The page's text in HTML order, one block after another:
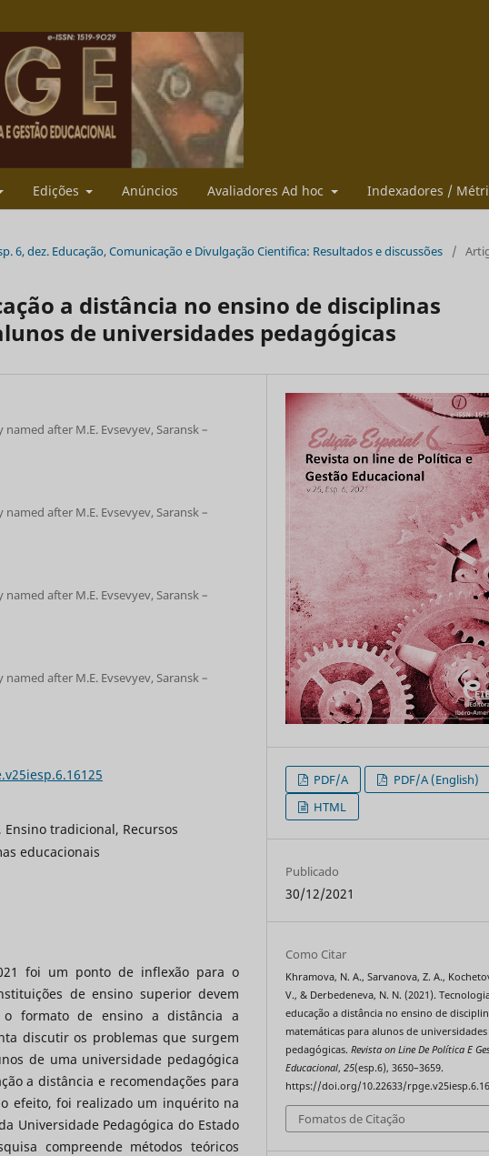
Edições Anúncios Avaliadores Ad hoc Indexadores /
6, dez. Educação, Comunicação e Divulgação Cientifica: Resultados e discussões /
a distância no ensino de disciplinas
de universidades pedagógicas
after M.E. Evsevyev, Saransk –
after M.E. Evsevyev, Saransk –
after M.E. Evsevyev, Saransk –
after M.E. Evsevyev, Saransk –
Ensino tradicional, Recursos
educacionais
foi um ponto de inflexão para o
de ensino superior devem
formato de ensino a distância a
discutir os problemas que surgem
de uma universidade pedagógica
a distância e recomendações para
efeito, foi realizado um inquérito na
Universidade Pedagógica do Estado
compreende métodos teóricos
PDF/A
PDF/A (English)
HTML
Publicado
30/12/2021
Como Citar
Khramova, N. A., Sarvanova, Z. A.,
V., & Derbedeneva, N. N. (2021).
educação a distância no ensino de
matemáticas para alunos de universidades
pedagógicas.Revista on Line De Política E
Educacional,25(esp.6), 3650–3659.
https://doi.org/10.22633/
Fomatos de Citação